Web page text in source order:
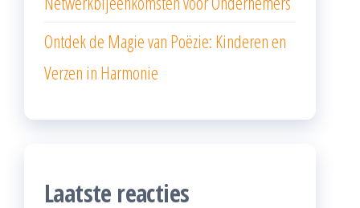
Ontdek de Magie van Poëzie: Kinderen en
Verzen in Harmonie
Laatste reacties